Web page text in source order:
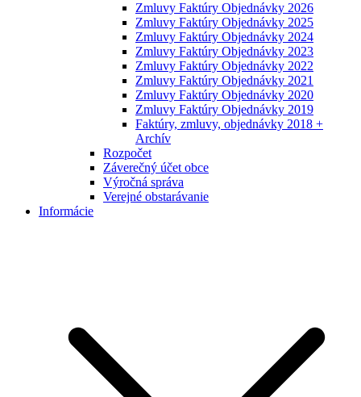
Zmluvy Faktúry Objednávky 2026
Zmluvy Faktúry Objednávky 2025
Zmluvy Faktúry Objednávky 2024
Zmluvy Faktúry Objednávky 2023
Zmluvy Faktúry Objednávky 2022
Zmluvy Faktúry Objednávky 2021
Zmluvy Faktúry Objednávky 2020
Zmluvy Faktúry Objednávky 2019
Faktúry, zmluvy, objednávky 2018 +
Archív
Rozpočet
Záverečný účet obce
Výročná správa
Verejné obstarávanie
Informácie